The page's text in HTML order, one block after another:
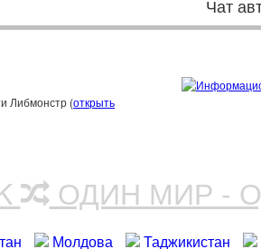
Чат
Либмонстр (открыть
ОДИН МИР -
Молдова Таджикистан